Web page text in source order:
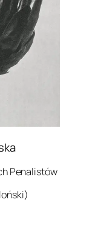
Penalistów